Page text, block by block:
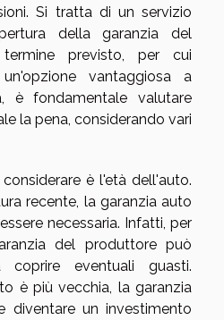
Si tratta di un servizio
della garanzia del
previsto, per cui
vantaggiosa a
è fondamentale valutare
la pena, considerando vari
è l'età dell'auto.
recente, la garanzia auto
necessaria. Infatti, per
del produttore può
coprire eventuali guasti.
è più vecchia, la garanzia
diventare un investimento